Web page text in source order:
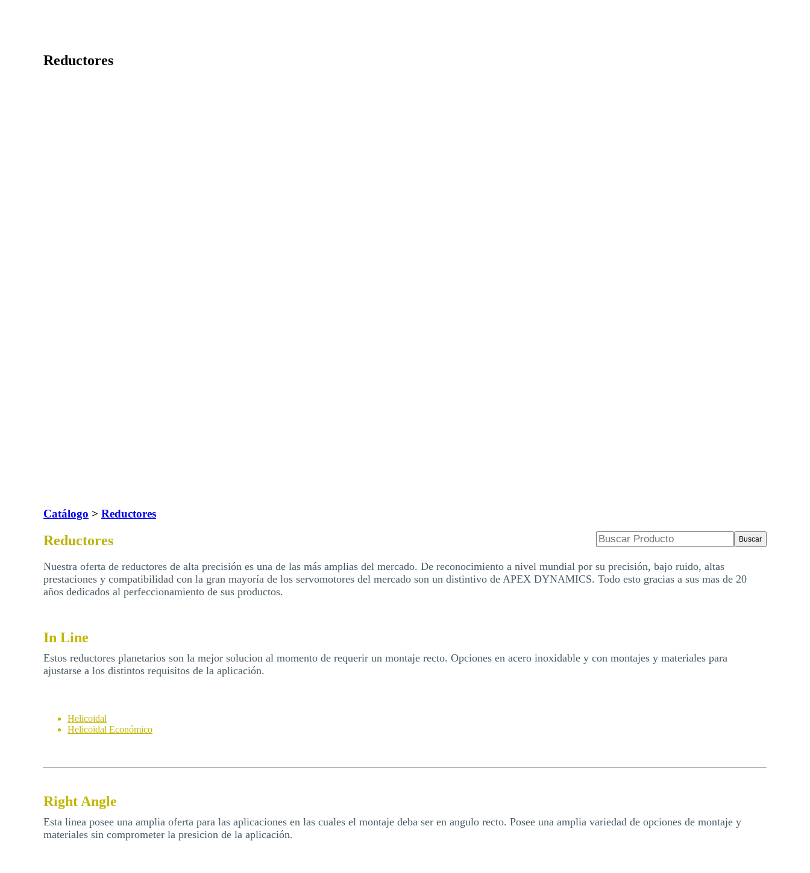
Reductores
Catálogo > Reductores
Reductores
Nuestra oferta de reductores de alta precisión es una de las más amplias del mercado. De reconocimiento a nivel mundial por su precisión, bajo ruido, altas
prestaciones y compatibilidad con la gran mayoría de los servomotores del mercado son un distintivo de APEX DYNAMICS. Todo esto gracias a sus mas de 20
años dedicados al perfeccionamiento de sus productos.
In Line
Estos reductores planetarios son la mejor solucion al momento de requerir un montaje recto. Opciones en acero inoxidable y con montajes y materiales para
ajustarse a los distintos requisitos de la aplicación.
Helicoidal
Helicoidal Económico
Right Angle
Esta linea posee una amplia oferta para las aplicaciones en las cuales el montaje deba ser en angulo recto. Posee una amplia variedad de opciones de montaje y
materiales sin comprometer la presicion de la aplicación.